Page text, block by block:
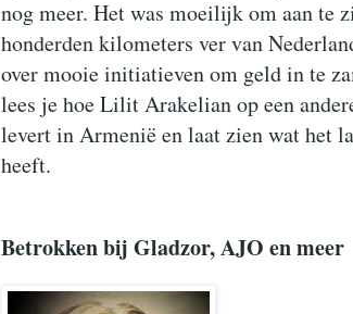
nog meer. Het was moeilijk om aan te
honderden kilometers ver van
over mooie initiatieven om geld in te
lees je hoe Lilit Arakelian op een
levert in Armenië en laat zien wat het
heeft.
Betrokken bij Gladzor, AJO en meer